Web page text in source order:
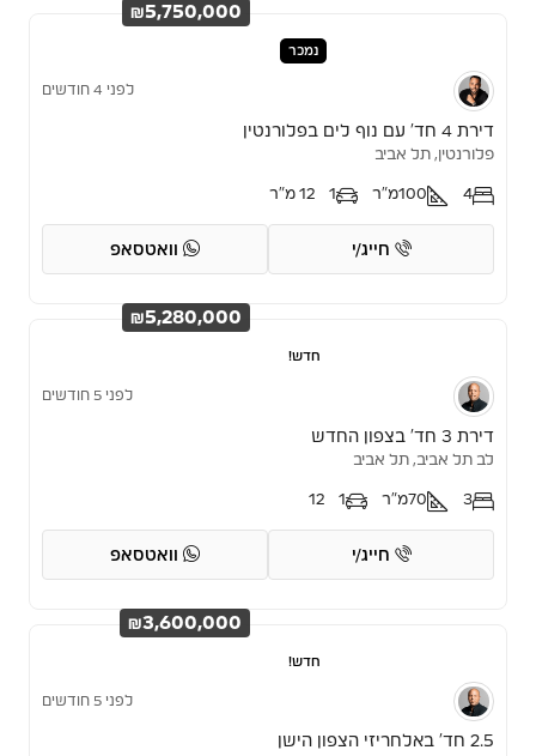
נמכר
₪5,750,000
לפני 4 חודשים
דירת 4 חד’ עם נוף לים בפלורנטין
פלורנטין, תל אביב
4
100מ"ר 1 12 מ"ר
חייג/י וואטסאפ
חדש!
₪5,280,000
לפני 5 חודשים
דירת 3 חד’ בצפון החדש
לב תל אביב, תל אביב
3
70מ"ר 1
12
חייג/י וואטסאפ
חדש!
₪3,600,000
לפני 5 חודשים
2.5 חד’ באלחריזי הצפון הישן